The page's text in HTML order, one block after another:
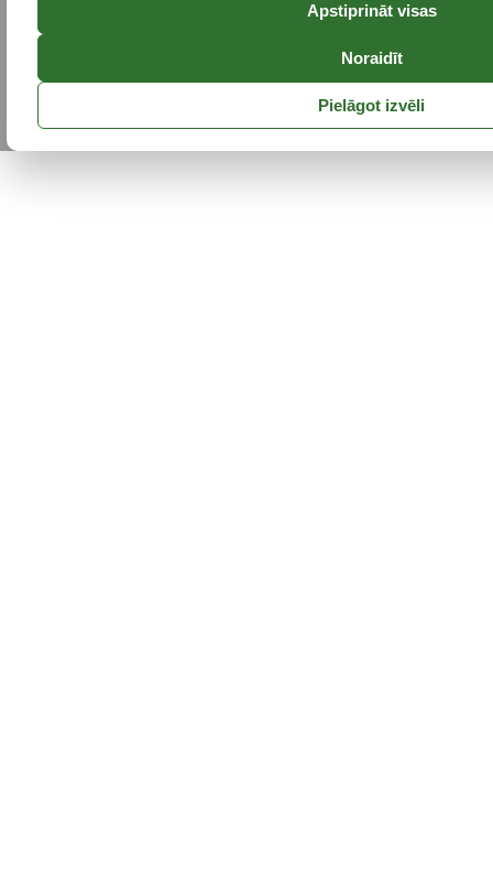
Apstiprināt visas
Noraidīt
Pielāgot izvēli